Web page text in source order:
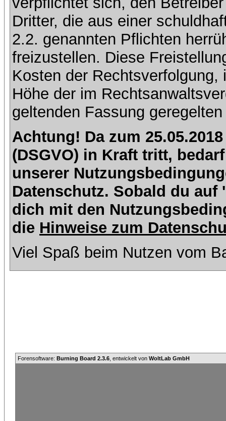
Dritter, die aus einer
2.2. genannten Pflichten
freizustellen. Diese
Kosten der
Höhe der im
geltenden Fassung
Achtung! Da zum
(DSGVO) in Kraft tritt,
unserer
Datenschutz. Sobald du
dich mit den
die Hinweise zum
Viel Spaß beim Nutzen vom
Forensoftware: Burning Board 2.3.6 , entwickelt von WoltLab GmbH